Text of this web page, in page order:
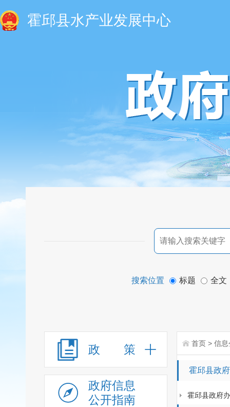
霍邱县水产业发展中心
搜索位置 标题 全文
政 策
政府信息
公开指南
首页 > 信息
霍邱县政
霍邱县政府